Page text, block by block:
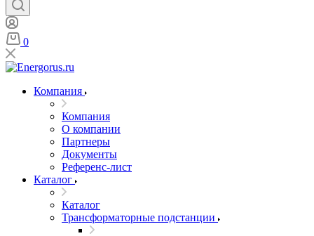
0
Компания
Компания
О компании
Партнеры
Документы
Референс-лист
Каталог
Каталог
Трансформаторные подстанции